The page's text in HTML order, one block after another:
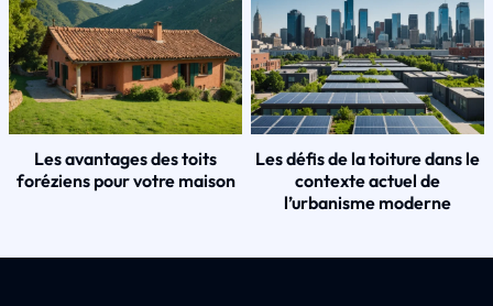
Les avantages des toits
foréziens pour votre maison
Les défis de la toiture dans le
contexte actuel de
l’urbanisme moderne